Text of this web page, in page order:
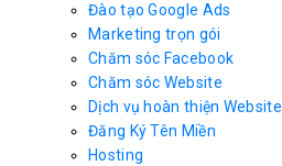
Đào tạo Google Ads
Marketing trọn gói
Chăm sóc Facebook
Chăm sóc Website
Dịch vụ hoàn thiện Website
Đăng Ký Tên Miền
Hosting